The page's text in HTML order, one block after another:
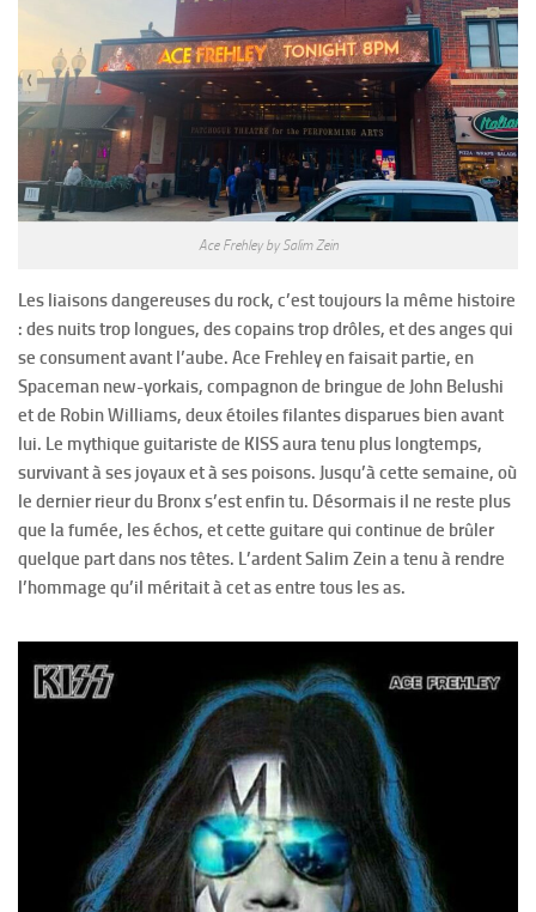
Ace Frehley by Salim Zein
Les liaisons dangereuses du rock, c’est toujours la même histoire
: des nuits trop longues, des copains trop drôles, et des anges qui
se consument avant l’aube. Ace Frehley en faisait partie, en
Spaceman new-yorkais, compagnon de bringue de John Belushi
et de Robin Williams, deux étoiles filantes disparues bien avant
lui. Le mythique guitariste de KISS aura tenu plus longtemps,
survivant à ses joyaux et à ses poisons. Jusqu’à cette semaine, où
le dernier rieur du Bronx s’est enfin tu. Désormais il ne reste plus
que la fumée, les échos, et cette guitare qui continue de brûler
quelque part dans nos têtes. L’ardent Salim Zein a tenu à rendre
l’hommage qu’il méritait à cet as entre tous les as.